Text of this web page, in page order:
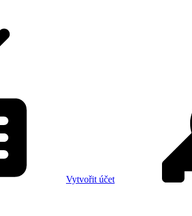
Vytvořit účet